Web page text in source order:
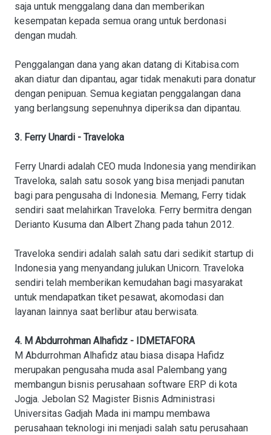
saja untuk menggalang dana dan memberikan
kesempatan kepada semua orang untuk berdonasi
dengan mudah.
Penggalangan dana yang akan datang di Kitabisa.com
akan diatur dan dipantau, agar tidak menakuti para donatur
dengan penipuan. Semua kegiatan penggalangan dana
yang berlangsung sepenuhnya diperiksa dan dipantau.
3. Ferry Unardi - Traveloka
Ferry Unardi adalah CEO muda Indonesia yang mendirikan
Traveloka, salah satu sosok yang bisa menjadi panutan
bagi para pengusaha di Indonesia. Memang, Ferry tidak
sendiri saat melahirkan Traveloka. Ferry bermitra dengan
Derianto Kusuma dan Albert Zhang pada tahun 2012.
Traveloka sendiri adalah salah satu dari sedikit startup di
Indonesia yang menyandang julukan Unicorn. Traveloka
sendiri telah memberikan kemudahan bagi masyarakat
untuk mendapatkan tiket pesawat, akomodasi dan
layanan lainnya saat berlibur atau berwisata.
4. M Abdurrohman Alhafidz - IDMETAFORA
M Abdurrohman Alhafidz atau biasa disapa Hafidz
merupakan pengusaha muda asal Palembang yang
membangun bisnis perusahaan software ERP di kota
Jogja. Jebolan S2 Magister Bisnis Administrasi
Universitas Gadjah Mada ini mampu membawa
perusahaan teknologi ini menjadi salah satu perusahaan